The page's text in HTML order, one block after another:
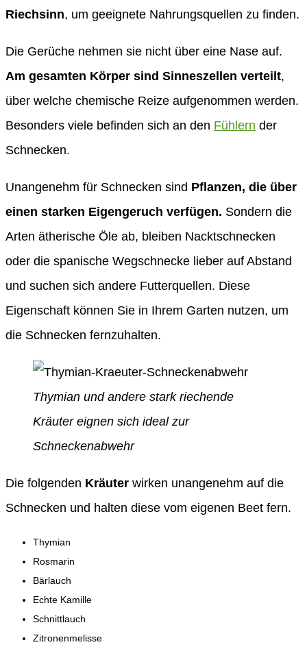
Riechsinn, um geeignete Nahrungsquellen zu finden.
Die Gerüche nehmen sie nicht über eine Nase auf.
Am gesamten Körper sind Sinneszellen verteilt,
über welche chemische Reize aufgenommen werden.
Besonders viele befinden sich an den Fühlern der
Schnecken.
Unangenehm für Schnecken sind Pflanzen, die über
einen starken Eigengeruch verfügen. Sondern die
Arten ätherische Öle ab, bleiben Nacktschnecken
oder die spanische Wegschnecke lieber auf Abstand
und suchen sich andere Futterquellen. Diese
Eigenschaft können Sie in Ihrem Garten nutzen, um
die Schnecken fernzuhalten.
Thymian und andere stark riechende
Kräuter eignen sich ideal zur
Schneckenabwehr
Die folgenden Kräuter wirken unangenehm auf die
Schnecken und halten diese vom eigenen Beet fern.
Thymian
Rosmarin
Bärlauch
Echte Kamille
Schnittlauch
Zitronenmelisse